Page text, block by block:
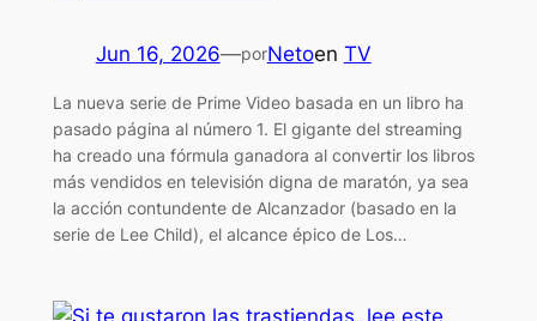
Jun 16, 2026—porNetoen TV
La nueva serie de Prime Video basada en un libro ha
pasado página al número 1. El gigante del streaming
ha creado una fórmula ganadora al convertir los libros
más vendidos en televisión digna de maratón, ya sea
la acción contundente de Alcanzador (basado en la
serie de Lee Child), el alcance épico de Los…